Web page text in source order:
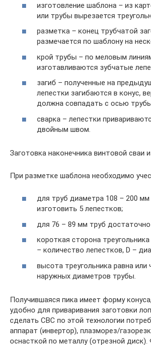
изготовление шаблона – из
или трубы вырезается
разметка – конец трубчатой
размечается по шаблону на
крой трубы – по меловым
изготавливаются зубчатые
загиб – полученные на
лепестки загибаются в конус,
должна совпадать с осью
сварка – лепестки
двойным швом.
Заготовка наконечника винтовой сваи
При разметке шаблона необходимо
для труб диаметра 108 – 200 мм
изготовить 5 лепестков;
для 76 – 89 мм труб достаточно
короткая сторона
– количество лепестков, D –
высота треугольника равна или
наружных диаметров трубы.
Получившаяся пика имеет форму
удобно для приваривания заготовки
сделать СВС по этой технологии
аппарат (инвертор), плазморез/
оснасткой по металлу (отрезной